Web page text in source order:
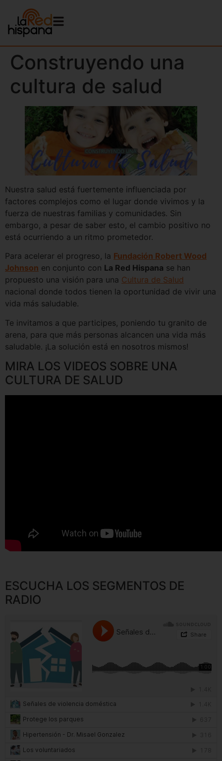
Construyendo una
cultura de salud
Nuestra salud está fuertemente influenciada por
factores complejos como el lugar donde vivimos y la
fuerza de nuestras familias y comunidades. Sin
embargo, a pesar de saber esto, el cambio positivo no
está ocurriendo a un ritmo prometedor.
Para acelerar el progreso, la Fundación Robert Wood
Johnson en conjunto con La Red Hispana se han
propuesto una visión para una Cultura de Salud
nacional donde todos tienen la oportunidad de vivir una
vida más saludable.
Te invitamos a que participes, poniendo tu granito de
arena, para que más personas alcancen una vida más
saludable. ¡La solución está en nosotros mismos!
MIRA LOS VIDEOS SOBRE UNA
CULTURA DE SALUD
ESCUCHA LOS SEGMENTOS DE
RADIO